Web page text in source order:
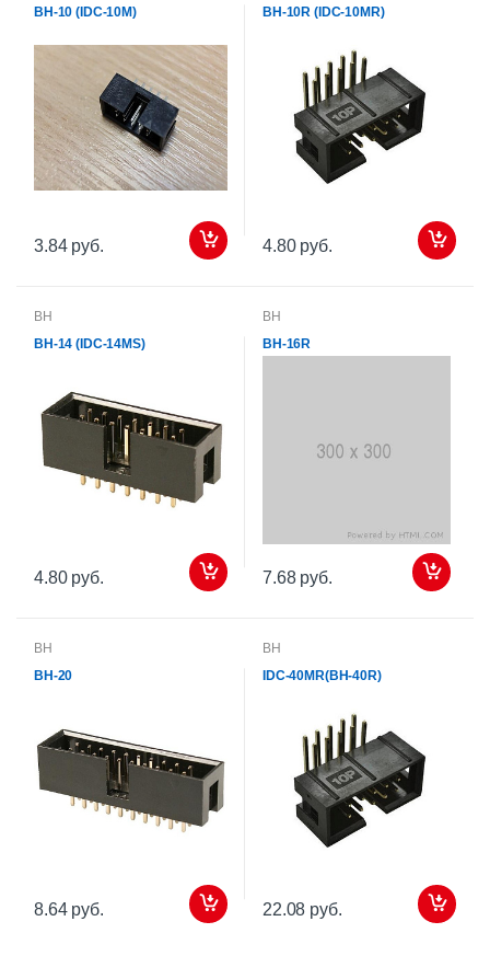
BH-10 (IDC-10M)
3.84 руб.
BH-10R (IDC-10MR)
4.80 руб.
BH
BH-14 (IDC-14MS)
4.80 руб.
BH
BH-16R
7.68 руб.
BH
BH-20
8.64 руб.
BH
IDC-40MR(BH-40R)
22.08 руб.